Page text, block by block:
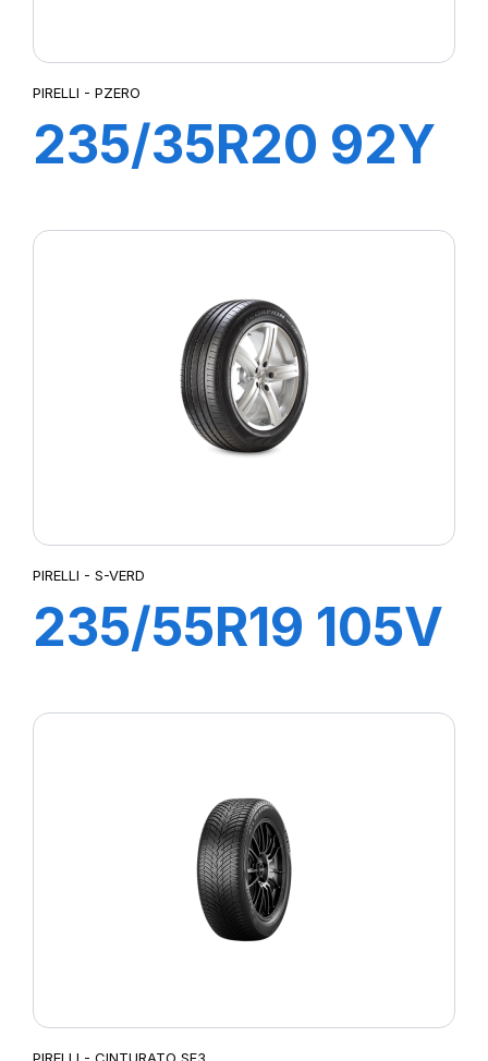
PIRELLI - PZERO
235/35R20 92Y
PIRELLI - S-VERD
235/55R19 105V
PIRELLI - CINTURATO SF3